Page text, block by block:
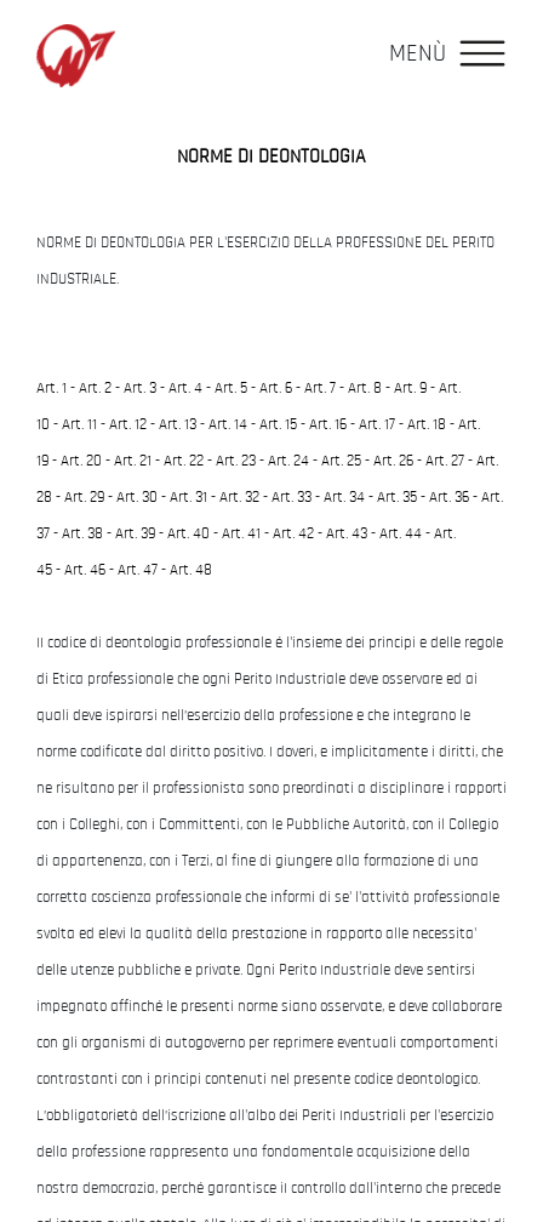
MENÙ
NORME DI DEONTOLOGIA
NORME DI DEONTOLOGIA PER L'ESERCIZIO DELLA PROFESSIONE DEL PERITO
INDUSTRIALE.
Art. 1 - Art. 2 - Art. 3 - Art. 4 - Art. 5 - Art. 6 - Art. 7 - Art. 8 - Art. 9 - Art.
10 - Art. 11 - Art. 12 - Art. 13 - Art. 14 - Art. 15 - Art. 16 - Art. 17 - Art. 18 - Art.
19 - Art. 20 - Art. 21 - Art. 22 - Art. 23 - Art. 24 - Art. 25 - Art. 26 - Art. 27 - Art.
28 - Art. 29 - Art. 30 - Art. 31 - Art. 32 - Art. 33 - Art. 34 - Art. 35 - Art. 36 - Art.
37 - Art. 38 - Art. 39 - Art. 40 - Art. 41 - Art. 42 - Art. 43 - Art. 44 - Art.
45 - Art. 46 - Art. 47 - Art. 48
II codice di deontologia professionale é l'insieme dei principi e delle regole
di Etica professionale che ogni Perito Industriale deve osservare ed ai
quali deve ispirarsi nell’esercizio della professione e che integrano le
norme codificate dal diritto positivo. I doveri, e implicitamente i diritti, che
ne risultano per il professionista sono preordinati a disciplinare i rapporti
con i Colleghi, con i Committenti, con le Pubbliche Autorità, con il Collegio
di appartenenza, con i Terzi, al fine di giungere alla formazione di una
corretta coscienza professionale che informi di se' l'attività professionale
svolta ed elevi la qualità della prestazione in rapporto alle necessita'
delle utenze pubbliche e private. Ogni Perito Industriale deve sentirsi
impegnato affinché le presenti norme siano osservate, e deve collaborare
con gli organismi di autogoverno per reprimere eventuali comportamenti
contrastanti con i principi contenuti nel presente codice deontologico.
L’obbligatorietà dell’iscrizione all'albo dei Periti Industriali per l'esercizio
della professione rappresenta una fondamentale acquisizione della
nostra democrazia, perché garantisce iI controllo dall'interno che precede